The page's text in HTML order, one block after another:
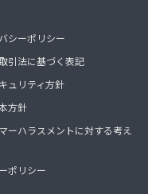
シーポリシー
引法に基づく表記
ュリティ方針
方針
ーハラスメントに対する考え
ポリシー